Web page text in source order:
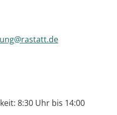
8:30 Uhr bis 14:00